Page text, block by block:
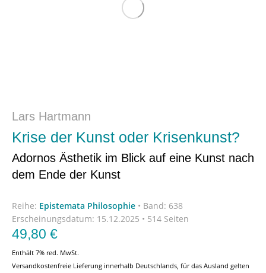
Lars Hartmann
Krise der Kunst oder Krisenkunst?
Adornos Ästhetik im Blick auf eine Kunst nach
dem Ende der Kunst
Reihe: Epistemata Philosophie • Band: 638
Erscheinungsdatum: 15.12.2025 • 514 Seiten
49,80 €
Enthält 7% red. MwSt.
Versandkostenfreie Lieferung innerhalb Deutschlands, für das Ausland gelten